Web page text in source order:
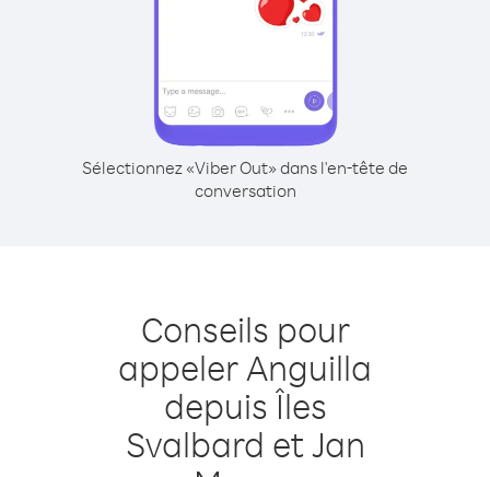
Sélectionnez «Viber Out» dans l'en-tête de
conversation
Conseils pour
appeler Anguilla
depuis Îles
Svalbard et Jan